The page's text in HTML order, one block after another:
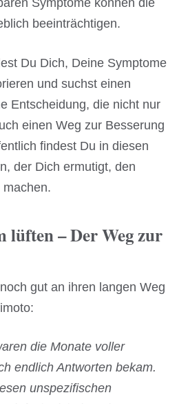
beeinträchtigen.
Du Dich, Deine Symptome
und suchst einen
Entscheidung, die nicht nur
einen Weg zur Besserung
findest Du in diesen
der Dich ermutigt, den
lüften – Der Weg zur
gut an ihren langen Weg
die Monate voller
endlich Antworten bekam.
unspezifischen